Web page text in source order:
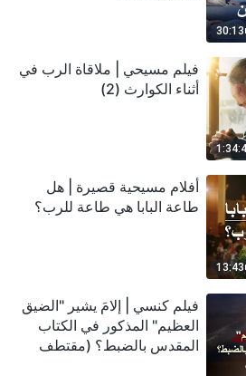
30:13
فيلم مسيحي | ملاقاة الرب في
أثناء الكوارث (2)
13:43
أفلام مسيحية قصيرة | هل
طاعة البابا هي طاعة للرب؟
فيلم كنسي | إلامَ يشير "الضيق
العظيم" المذكور في الكتاب
المقدس بالضبط؟ (مقتطف